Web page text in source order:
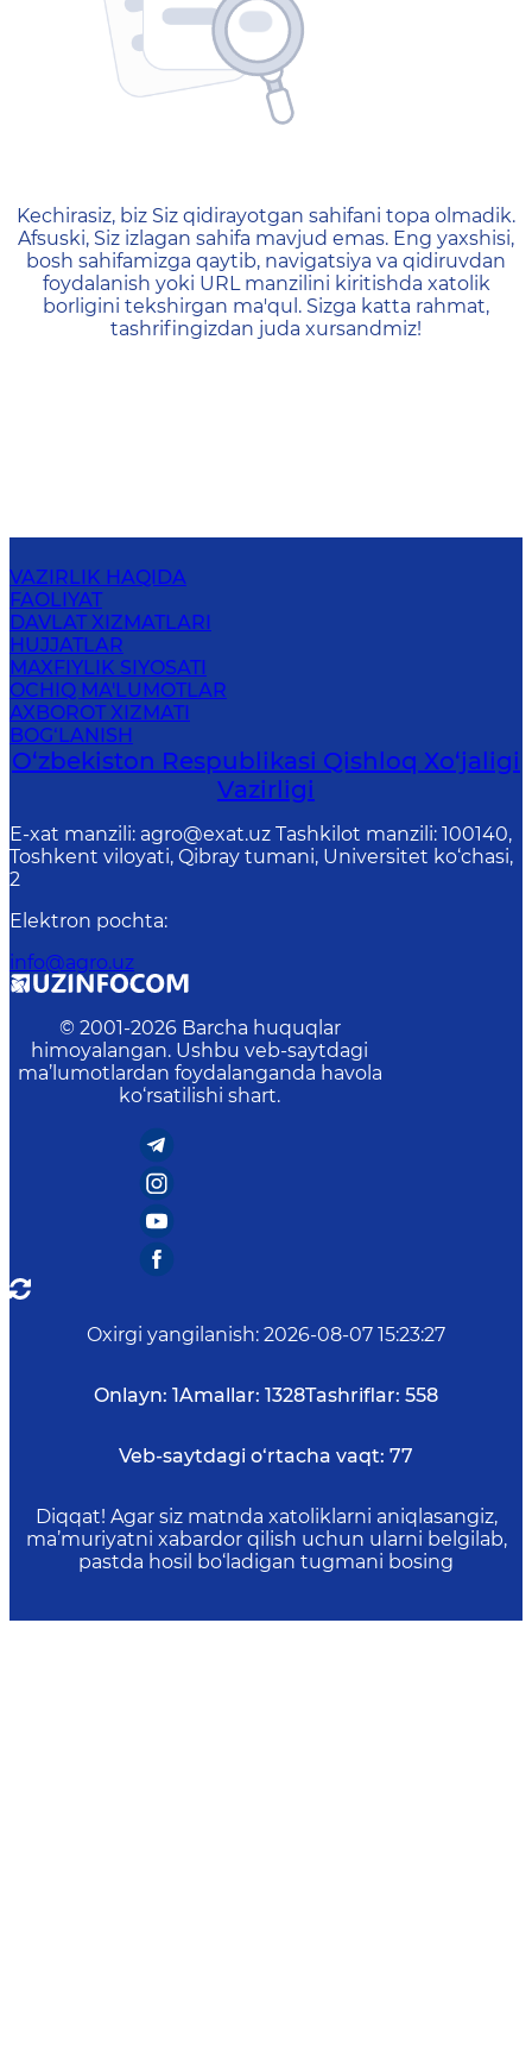
404 — Страница не
Kechirasiz, biz Siz qidirayotgan sahifani topa olmadik.
Afsuski, Siz izlagan sahifa mavjud emas. Eng yaxshisi,
bosh sahifamizga qaytib, navigatsiya va qidiruvdan
foydalanish yoki URL manzilini kiritishda xatolik
borligini tekshirgan ma'qul. Sizga katta rahmat,
tashrifingizdan juda xursandmiz!
VAZIRLIK HAQIDA
FAOLIYAT
DAVLAT XIZMATLARI
HUJJATLAR
MAXFIYLIK SIYOSATI
OCHIQ MA'LUMOTLAR
AXBOROT XIZMATI
BOG‘LANISH
O‘zbekiston Respublikasi Qishloq Хo‘jаligi
Vаzirligi
E-xat manzili: agro@exat.uz Tashkilot manzili: 100140,
Toshkent viloyati, Qibray tumani, Universitet ko‘chasi,
2
Elektron pochta:
info@agro.uz
© 2001-2026 Barcha huquqlar
himoyalangan. Ushbu veb-saytdagi
ma’lumotlardan foydalanganda havola
ko‘rsatilishi shart.
Oxirgi yangilanish: 2026-08-07 15:23:27
Onlayn: 1Amallar: 1328Tashriflar: 558
Veb-saytdagi o‘rtacha vaqt: 77
Diqqat! Agar siz matnda xatoliklarni aniqlasangiz,
ma’muriyatni xabardor qilish uchun ularni belgilab,
pastda hosil bo‘ladigan tugmani bosing